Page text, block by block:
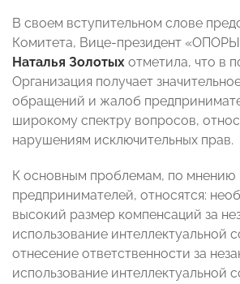
В своем вступительном слове
Комитета, Вице-президент
Наталья Золотых отметила, что в
Организация получает
обращений и жалоб
широкому спектру вопросов,
нарушениям исключительных прав.
К основным проблемам, по мнению
предпринимателей, относятся:
высокий размер компенсаций за
использование интеллектуальной
отнесение ответственности за
использование интеллектуальной